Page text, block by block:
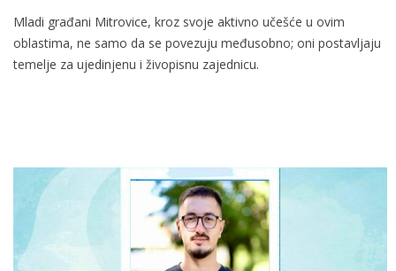
Mladi građani Mitrovice, kroz svoje aktivno učešće u ovim
oblastima, ne samo da se povezuju međusobno; oni postavljaju
temelje za ujedinjenu i živopisnu zajednicu.